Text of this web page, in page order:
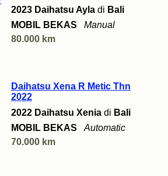
2023 Daihatsu Ayla di Bali
MOBIL BEKAS
Manual
80.000 km
Daihatsu Xena R Metic Thn
2022
2022 Daihatsu Xenia di Bali
MOBIL BEKAS
Automatic
70.000 km